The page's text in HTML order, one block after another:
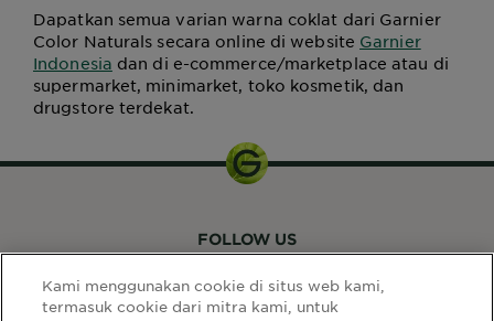
Dapatkan semua varian warna coklat dari Garnier
Color Naturals secara online di website Garnier
Indonesia dan di e-commerce/marketplace atau di
supermarket, minimarket, toko kosmetik, dan
drugstore terdekat.
FOLLOW US
Kami menggunakan cookie di situs web kami,
termasuk cookie dari mitra kami, untuk